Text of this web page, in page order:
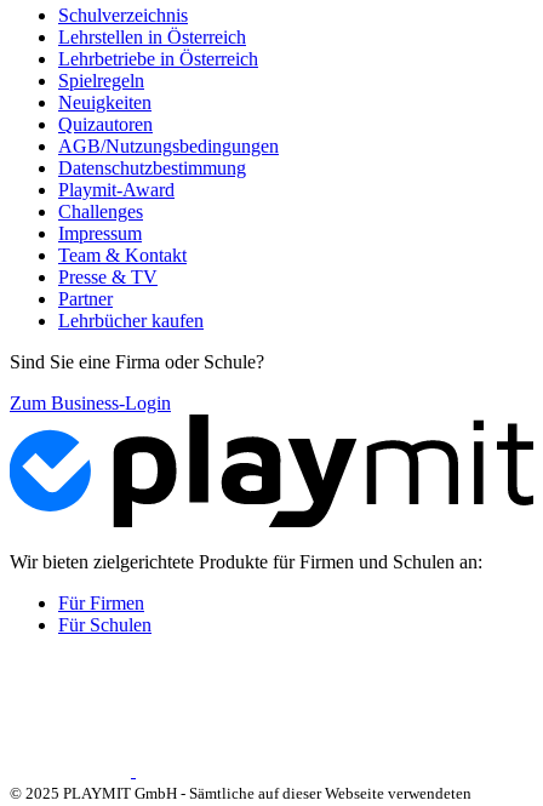
Schulverzeichnis
Lehrstellen in Österreich
Lehrbetriebe in Österreich
Spielregeln
Neuigkeiten
Quizautoren
AGB/Nutzungsbedingungen
Datenschutzbestimmung
Playmit-Award
Challenges
Impressum
Team & Kontakt
Presse & TV
Partner
Lehrbücher kaufen
Sind Sie eine Firma oder Schule?
Zum Business-Login
Wir bieten zielgerichtete Produkte für Firmen und Schulen an:
Für Firmen
Für Schulen
© 2025 PLAYMIT GmbH - Sämtliche auf dieser Webseite verwendeten